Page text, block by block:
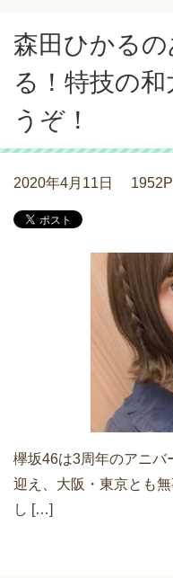
森田ひかる
る！特技の
うぞ！
2020年4月11日
欅坂46は3周年のアニバ
迎え、大阪・東京とも
し […]